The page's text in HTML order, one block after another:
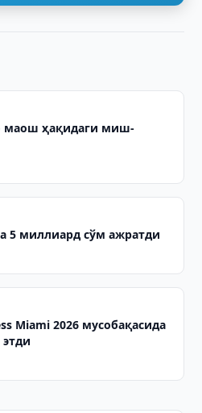
маош ҳақидаги миш-
5 миллиард сўм ажратди
Miami 2026 мусобақасида